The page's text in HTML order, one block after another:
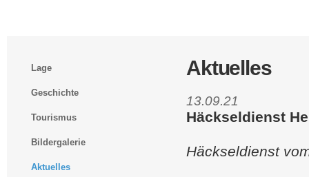
Lage
Geschichte
Tourismus
Bildergalerie
Aktuelles
Aktuelles
13.09.21
Häckseldienst
Häckseldienst